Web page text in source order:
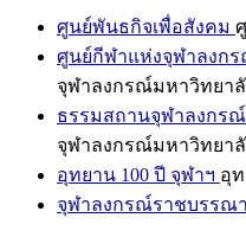
ศูนย์พันธกิจเพื่อสังคม
ศูนย์กีฬาแห่งจุฬาลงก
จุฬาลงกรณ์มหาวิทยา
ธรรมสถานจุฬาลงกร
จุฬาลงกรณ์มหาวิทยา
อุทยาน 100 ปี จุฬาฯ อุ
จุฬาลงกรณ์ราชบรรณ